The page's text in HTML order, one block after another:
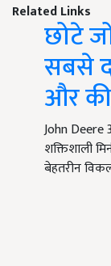
Related Links
छोटे
सबसे
और
John
शक्तिशाली
बेहतरीन